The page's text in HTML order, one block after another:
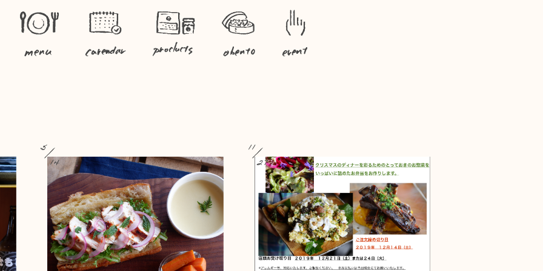
5
14
11
27